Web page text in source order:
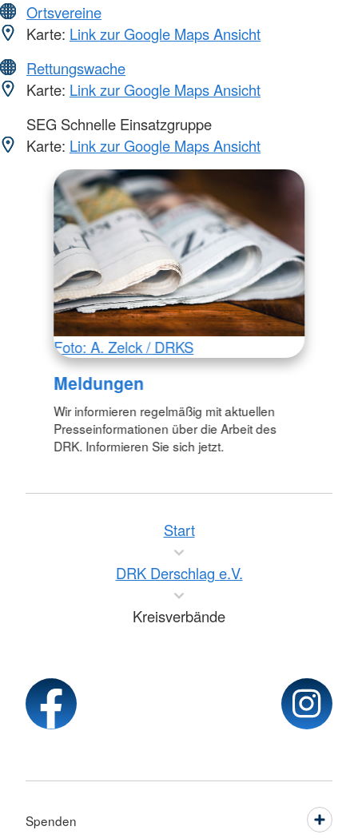
Ortsvereine
Karte: Link zur Google Maps Ansicht
Rettungswache
Karte: Link zur Google Maps Ansicht
SEG Schnelle Einsatzgruppe
Karte: Link zur Google Maps Ansicht
Foto: A. Zelck / DRKS
Meldungen
Wir informieren regelmäßig mit aktuellen
Presseinformationen über die Arbeit des
DRK. Informieren Sie sich jetzt.
Start
DRK Derschlag e.V.
Kreisverbände
Spenden